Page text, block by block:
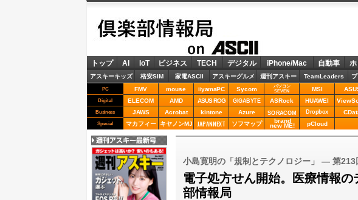
ASCII
トップ AI IoT ビジネス TECH デジタル iPhone/Mac 自動車 ホ
アスキーキッズ 格安SIM 家電ASCII アスキーグルメ 週刊アスキー TeamLeaders
PC FMV mouse iiyamaPC Sycom
パソコン
SEVEN
MSI
Digital ELECOM AMD ASUS ROG GIGABYTE ASRock HUAWEI
Business JAWS Acrobat kintone Azure SORACOM Dropbox
Special マカフィー キヤノンMJ JAPANNEXT ソフマップ brand
new ME! pCloud
小島寛明の「規制とテクノロジー」 ― 第213
電子処方せん開始。医療情報
部情報局
週刊アスキー最新
号